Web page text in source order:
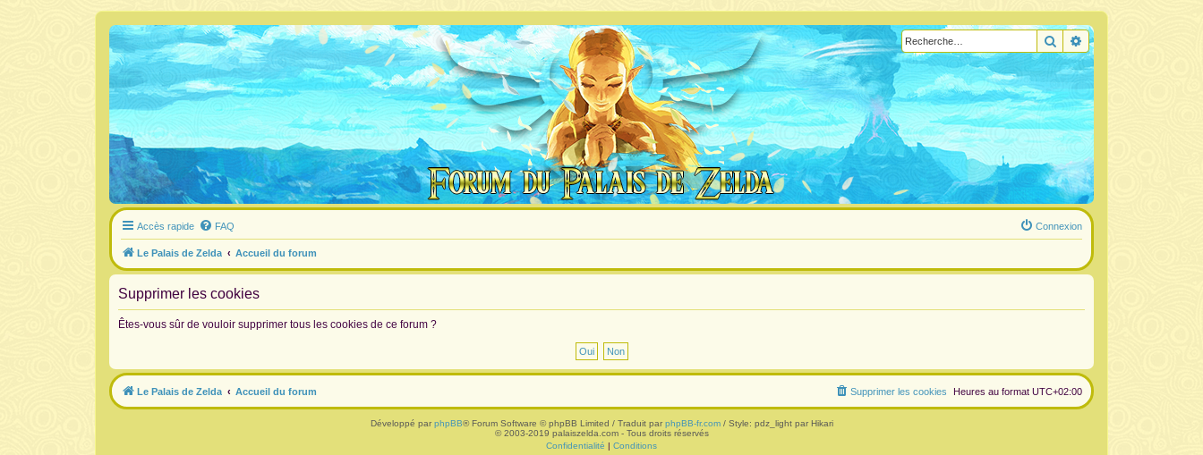
RechercherRecherche avancée
Accès rapide FAQ Connexion
Le Palais de Zelda Accueil du forum
Supprimer les cookies
Êtes-vous sûr de vouloir supprimer tous les cookies de ce forum ?
Le Palais de Zelda Accueil du forum Heures au format UTC+02:00
Supprimer les cookies
Développé par phpBB® Forum Software © phpBB Limited / Traduit par phpBB-fr.com/ Style: pdz_light par Hikari
© 2003-2019 palaiszelda.com - Tous droits réservés
Confidentialité | Conditions